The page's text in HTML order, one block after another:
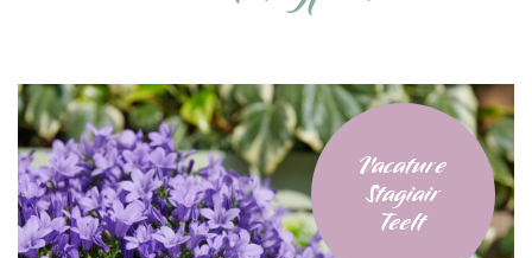
Vacature
Stagiair
Teelt